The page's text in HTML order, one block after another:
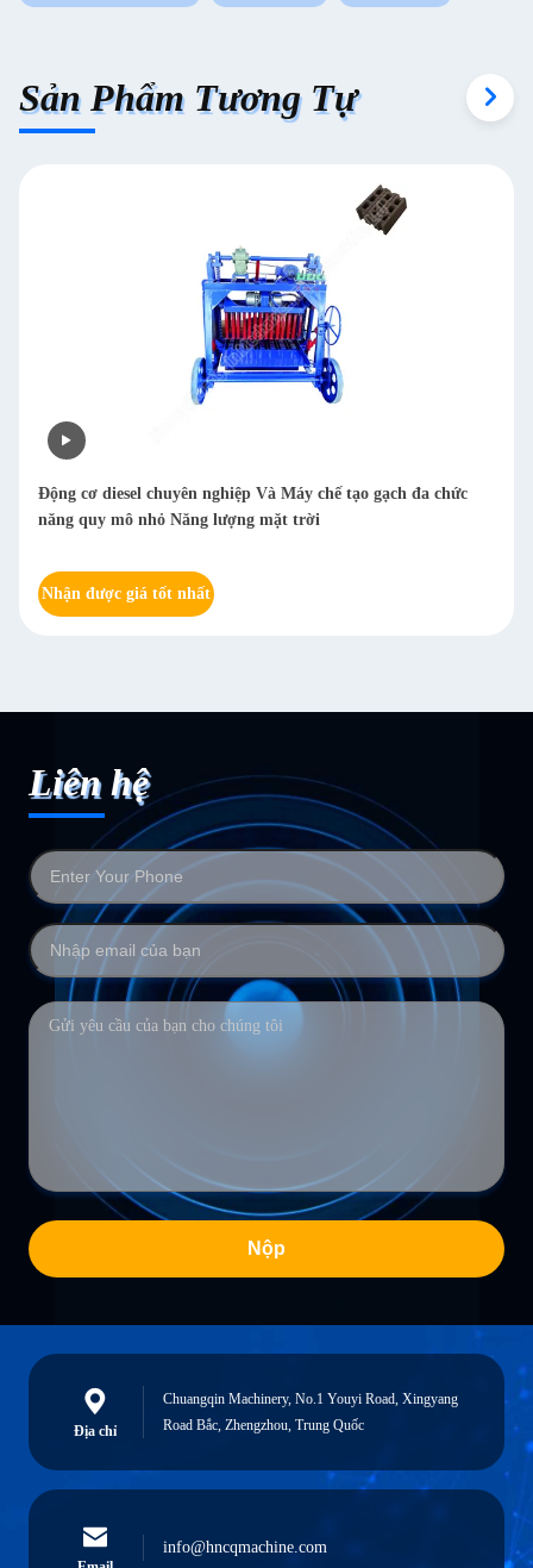
Sản Phẩm Tương Tự
tạo gạch đa chức
Máy đánh bóng kim loại bằng kim loại
Đá đục Đá đánh bóng Bảng thép không
Liên hệ
Nộp
Địa chỉ
Chuangqin Machinery, No.1 Youyi Road, Xingyang
Road Bắc, Zhengzhou, Trung Quốc
info@hncqmachine.com